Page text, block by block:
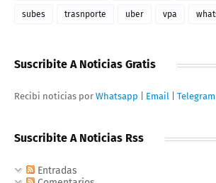
subes trasnporte uber vpa
Suscribite A Noticias Gratis
Recibi noticias por Whatsapp Email Telegram
Suscribite A Noticias Rss
Entradas